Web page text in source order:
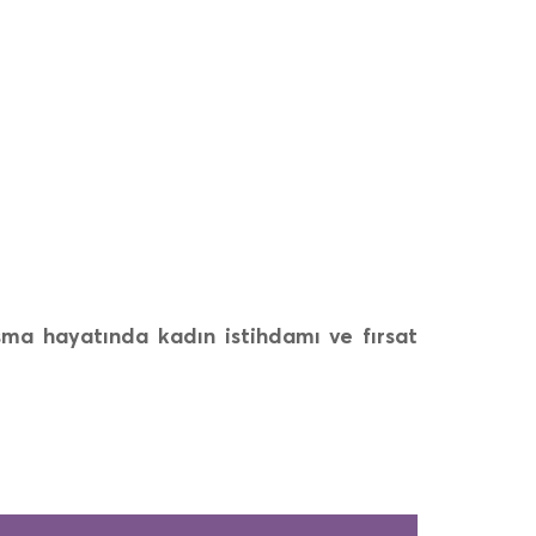
hayatında kadın istihdamı ve fırsat